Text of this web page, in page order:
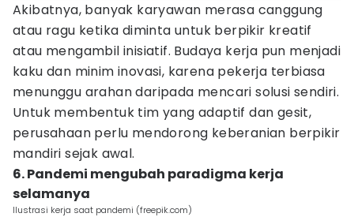
Akibatnya, banyak karyawan merasa canggung
atau ragu ketika diminta untuk berpikir kreatif
atau mengambil inisiatif. Budaya kerja pun menjadi
kaku dan minim inovasi, karena pekerja terbiasa
menunggu arahan daripada mencari solusi sendiri.
Untuk membentuk tim yang adaptif dan gesit,
perusahaan perlu mendorong keberanian berpikir
mandiri sejak awal.
6. Pandemi mengubah paradigma kerja
selamanya
Ilustrasi kerja saat pandemi (freepik.com)